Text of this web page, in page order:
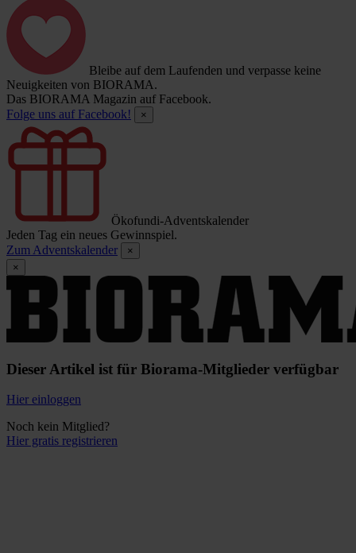
Bleibe auf dem Laufenden und verpasse keine
Neuigkeiten von BIORAMA.
Das BIORAMA Magazin auf Facebook.
Folge uns auf Facebook!
×
Ökofundi-Adventskalender
Jeden Tag ein neues Gewinnspiel.
Zum Adventskalender
×
×
Dieser Artikel ist für Biorama-Mitglieder verfügbar
Hier einloggen
Noch kein Mitglied?
Hier gratis registrieren